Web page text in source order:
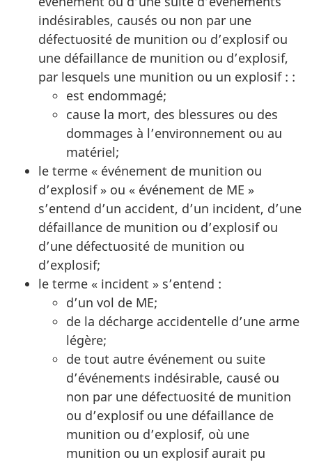
indésirables, causés ou non par une
défectuosité de munition ou d’explosif ou
une défaillance de munition ou d’explosif,
par lesquels une munition ou un explosif : :
est endommagé;
cause la mort, des blessures ou des
dommages à l’environnement ou au
matériel;
le terme « événement de munition ou
d’explosif » ou « événement de ME »
s’entend d’un accident, d’un incident, d’une
défaillance de munition ou d’explosif ou
d’une défectuosité de munition ou
d’explosif;
le terme « incident » s’entend :
d’un vol de ME;
de la décharge accidentelle d’une arme
légère;
de tout autre événement ou suite
d’événements indésirable, causé ou
non par une défectuosité de munition
ou d’explosif ou une défaillance de
munition ou d’explosif, où une
munition ou un explosif aurait pu